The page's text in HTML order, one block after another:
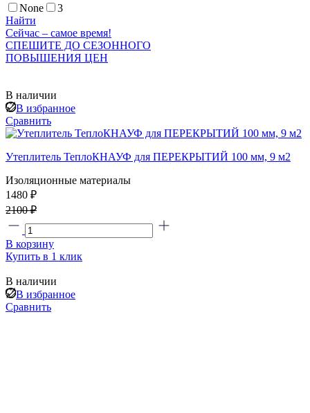
None
3
Найти
Сейчас – самое время!
СПЕШИТЕ ДО СЕЗОННОГО
ПОВЫШЕНИЯ ЦЕН
В наличии
В избранное
Сравнить
Утеплитель ТеплоКНАУФ для ПЕРЕКРЫТИЙ 100 мм, 9 м2
Изоляционные материалы
1480 ₽
2100 ₽
В корзину
Купить в 1 клик
В наличии
В избранное
Сравнить